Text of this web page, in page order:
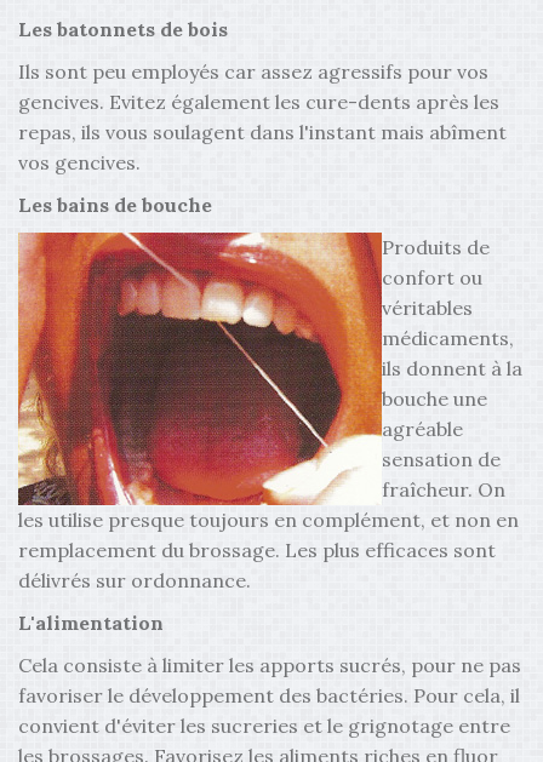
Les batonnets de bois
Ils sont peu employés car assez agressifs pour vos
gencives. Evitez également les cure-dents après les
repas, ils vous soulagent dans l'instant mais abîment
vos gencives.
Les bains de bouche
Produits de
confort ou
véritables
médicaments,
ils donnent à la
bouche une
agréable
sensation de
fraîcheur. On
les utilise presque toujours en complément, et non en
remplacement du brossage. Les plus efficaces sont
délivrés sur ordonnance.
L'alimentation
Cela consiste à limiter les apports sucrés, pour ne pas
favoriser le développement des bactéries. Pour cela, il
convient d'éviter les sucreries et le grignotage entre
les brossages. Favorisez les aliments riches en fluor